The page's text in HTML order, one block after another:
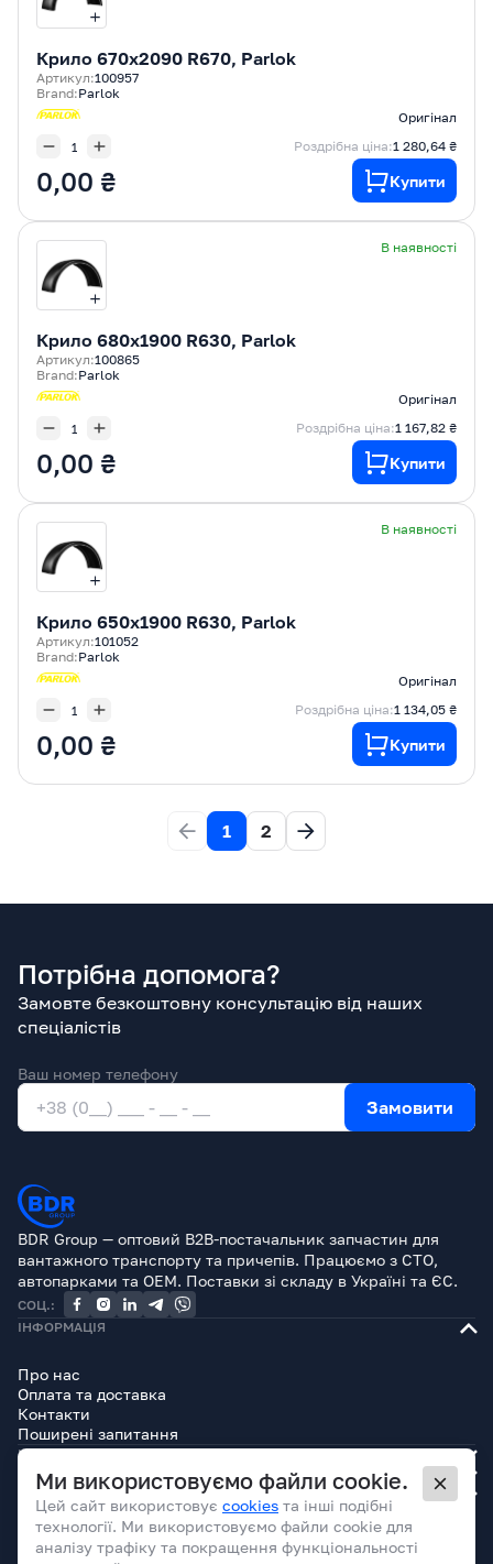
Крилo 670x2090 R670, Parlok
Артикул:100957
Brand:Parlok
Оригінал
Роздрібна ціна:1 280,64 ₴
0,00 ₴ Купити
В наявності
Крилo 680x1900 R630, Parlok
Артикул:100865
Brand:Parlok
Оригінал
Роздрібна ціна:1 167,82 ₴
0,00 ₴ Купити
В наявності
Крилo 650x1900 R630, Parlok
Артикул:101052
Brand:Parlok
Оригінал
Роздрібна ціна:1 134,05 ₴
0,00 ₴ Купити
1 2
Потрібна допомога?
Замовте безкоштовну консультацію від наших
спеціалістів
Ваш номер телефону
Замовити
BDR Group — оптовий B2B-постачальник запчастин для
вантажного транспорту та причепів. Працюємо з СТО,
автопарками та OEM. Поставки зі складу в Україні та ЄС.
СОЦ.:
ІНФОРМАЦІЯ
Про нас
Оплата та доставка
Контакти
Поширені запитання
КАТАЛОГ
БРЕНДИ
ЮРИДИЧНА ІНФОРМАЦІЯ
Ми використовуємо файли cookie.
Цей сайт використовує cookies та інші подібні
технології. Ми використовуємо файли cookie для
аналізу трафіку та покращення функціональності